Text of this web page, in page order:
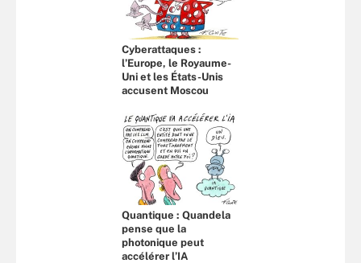
Cyberattaques :
l’Europe, le Royaume-
Uni et les États-Unis
accusent Moscou
Quantique : Quandela
pense que la
photonique peut
accélérer l’IA